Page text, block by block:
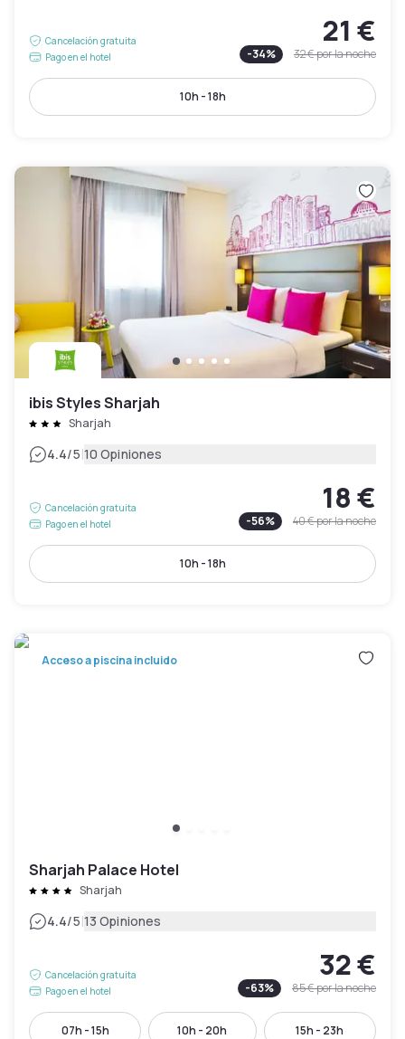
Cancelación gratuita
Pago en el hotel
21 €
-34% 32 €por la noche
10h - 18h
ibis Styles Sharjah
Sharjah
4.4/5|10 Opiniones
Cancelación gratuita
Pago en el hotel
18 €
-56% 40 €por la noche
10h - 18h
Acceso a piscina incluido
Sharjah Palace Hotel
Sharjah
4.4/5|13 Opiniones
Cancelación gratuita
Pago en el hotel
32 €
-63% 85 €por la noche
07h - 15h 10h - 20h 15h - 23h